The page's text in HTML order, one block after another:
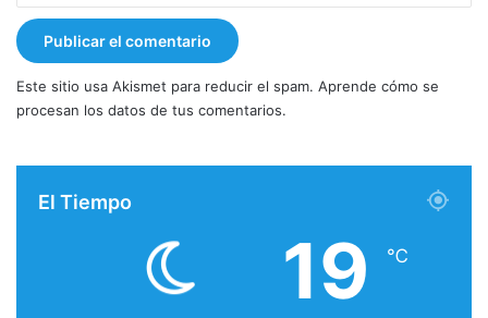
Este sitio usa Akismet para reducir el spam. Aprende cómo se
procesan los datos de tus comentarios.
El Tiempo
19 ℃